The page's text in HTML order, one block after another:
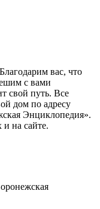
вас, что
с вами
свой путь. Все
дом по адресу
Энциклопедия».
на сайте.